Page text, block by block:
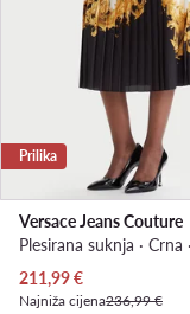
Prilika
Versace Jeans Couture
Plesirana suknja · Crna
Trenutna cijena
211,99€
Najniža cijena236,99 €